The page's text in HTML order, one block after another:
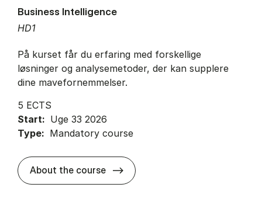
HD1
Business Intelligence
På kurset får du erfaring med forskellige
løsninger og analysemetoder, der kan supplere
dine mavefornemmelser.
5 ECTS
Start: Uge 33 2026
Type: Mandatory course
About the course about